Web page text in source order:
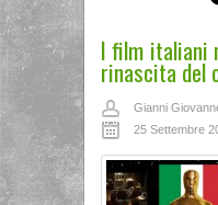
I film italiani
rinascita del
Gianni
25 Settembre